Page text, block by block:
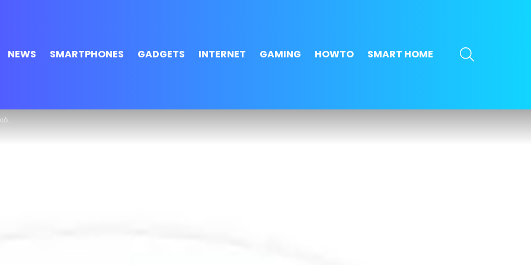
NEWS SMARTPHONES GADGETS INTERNET GAMING HOWTO SMART HOME